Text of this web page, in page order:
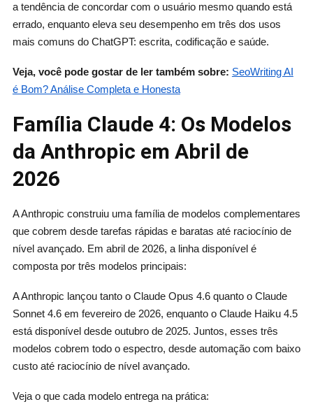
a tendência de concordar com o usuário mesmo quando está
errado, enquanto eleva seu desempenho em três dos usos
mais comuns do ChatGPT: escrita, codificação e saúde.
Veja, você pode gostar de ler também sobre: SeoWriting AI
é Bom? Análise Completa e Honesta
Família Claude 4: Os Modelos
da Anthropic em Abril de
2026
A Anthropic construiu uma família de modelos complementares
que cobrem desde tarefas rápidas e baratas até raciocínio de
nível avançado. Em abril de 2026, a linha disponível é
composta por três modelos principais:
A Anthropic lançou tanto o Claude Opus 4.6 quanto o Claude
Sonnet 4.6 em fevereiro de 2026, enquanto o Claude Haiku 4.5
está disponível desde outubro de 2025. Juntos, esses três
modelos cobrem todo o espectro, desde automação com baixo
custo até raciocínio de nível avançado.
Veja o que cada modelo entrega na prática: